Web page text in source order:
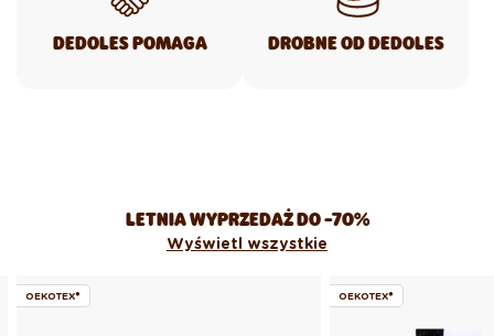
DEDOLES POMAGA DROBNE OD DEDOLES
LETNIA WYPRZEDAŻ DO -70%
Wyświetl wszystkie
OEKOTEX® OEKOTEX®